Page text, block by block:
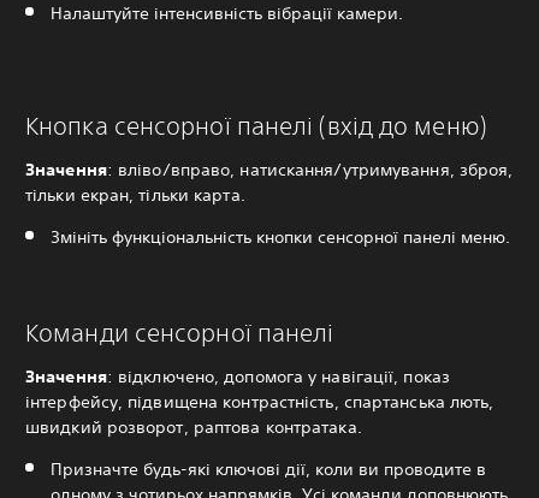
Налаштуйте інтенсивність вібрації камери.
Кнопка сенсорної панелі (вхід до меню)
Значення: вліво/вправо, натискання/утримування, зброя,
тільки екран, тільки карта.
Змініть функціональність кнопки сенсорної панелі меню.
Команди сенсорної панелі
Значення: відключено, допомога у навігації, показ
інтерфейсу, підвищена контрастність, спартанська лють,
швидкий розворот, раптова контратака.
Призначте будь-які ключові дії, коли ви проводите в